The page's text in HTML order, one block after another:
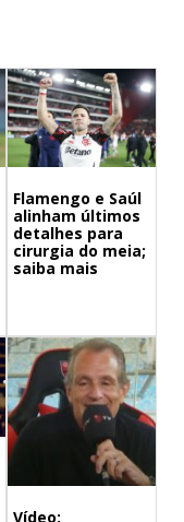
Flamengo e Saúl
alinham últimos
detalhes para
cirurgia do meia;
saiba mais
Vídeo: